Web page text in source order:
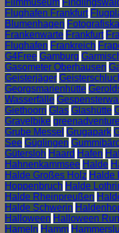
Flughafen Frankfurt
Blumenhagen Fotografiska
Frankenwarte Frankfurt
Flughafen Frankreich
G4Free Gamburg
Gasometer Oberhausen
Geisterjäger
Georgsmarienhütte
Wasserfälle
Giethoorn Glas Glashütte
Gravelbike
Grube Messel Grugapark
See Güglingen
Gütersloh Haard Hafen
Hahnenkammsee Halde
Halde Großes Holz Halde
Hoppenbruch Halde
Halde Rheinpreußen
Halde Schwerin
Halloween Halloween Run
Hameln Hamm